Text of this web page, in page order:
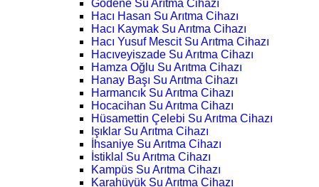
Gödene Su Arıtma Cihazı
Hacı Hasan Su Arıtma Cihazı
Hacı Kaymak Su Arıtma Cihazı
Hacı Yusuf Mescit Su Arıtma Cihazı
Hacıveyiszade Su Arıtma Cihazı
Hamza Oğlu Su Arıtma Cihazı
Hanay Başı Su Arıtma Cihazı
Harmancık Su Arıtma Cihazı
Hocacihan Su Arıtma Cihazı
Hüsamettin Çelebi Su Arıtma Cihazı
Işıklar Su Arıtma Cihazı
İhsaniye Su Arıtma Cihazı
İstiklal Su Arıtma Cihazı
Kampüs Su Arıtma Cihazı
Karahüyük Su Arıtma Cihazı